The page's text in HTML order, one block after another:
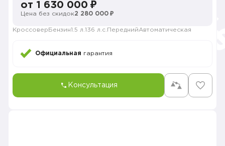
от 1 630 000 ₽
Цена без скидок2 280 000 ₽
Кроссовер Бензин1.5 л. 136 л.с. ПереднийАвтоматическая
Официальная гарантия
Консультация